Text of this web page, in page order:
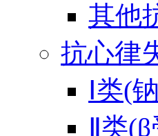
其他
抗心律
Ⅰ类(
Ⅱ类